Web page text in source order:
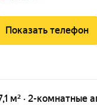
Показать телефон
м² · 2-комнатные